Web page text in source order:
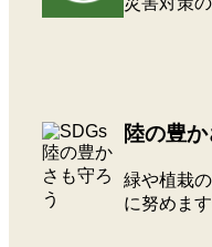
陸の豊
緑や植栽
に努めます